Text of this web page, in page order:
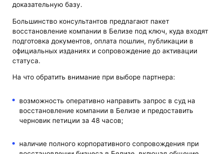
доказательную базу.
Большинство консультантов предлагают пакет
восстановление компании в Белизе под ключ, куда входят
подготовка документов, оплата пошлин, публикации в
официальных изданиях и сопровождение до активации
статуса.
На что обратить внимание при выборе партнера:
возможность оперативно направить запрос в суд на
восстановление компании в Белизе и предоставить
черновик петиции за 48 часов;
наличие полного корпоративного сопровождения при